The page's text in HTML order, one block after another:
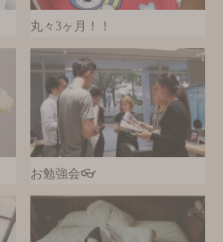
丸々3ヶ月！！
お勉強会👓